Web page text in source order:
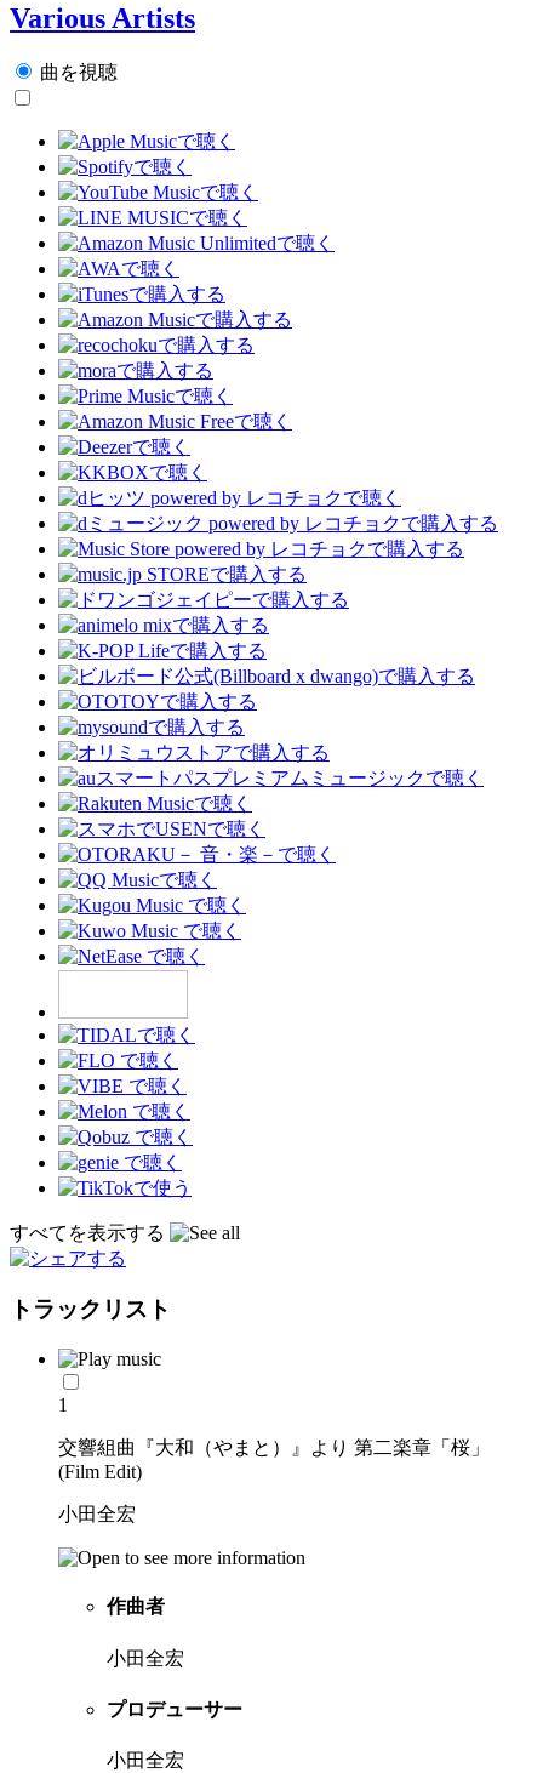
Various Artists
曲を視聴
すべてを表示する
トラックリスト
1
交響組曲『大和（やまと）』より 第二楽章「桜」
(Film Edit)
小田全宏
作曲者
小田全宏
プロデューサー
小田全宏